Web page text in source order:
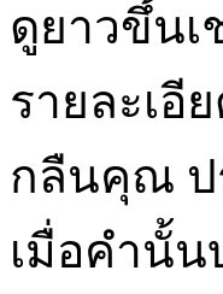
ดูยาวขึ้นเ
รายละเอี
กลืนคุณ ป
เมื่อคำนั้